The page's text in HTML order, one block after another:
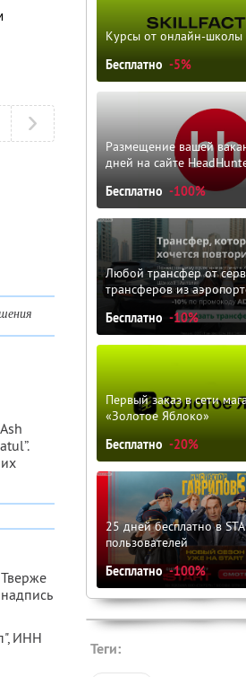
ИНН
Курсы от онлайн-
Бесплатно -5%
Размещение вашей
дней на сайте
Бесплатно -100%
Любой трансфер от
трансферов из
Бесплатно -10%
Первый заказ в сети
«Золотое Яблоко»
Бесплатно -20%
25 дней бесплатно в
пользователей
Бесплатно -100%
Теги: